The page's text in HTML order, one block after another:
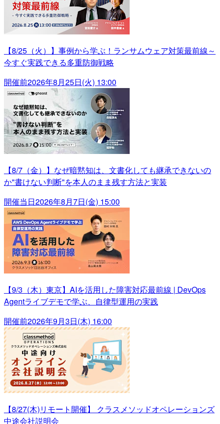
【8/25（火）】事例から学ぶ！ランサムウェア対策最前線～
今すぐ実践できる多重防御戦略
開催前2026年8月25日(火) 13:00
【8/7（金）】なぜ暗黙知は、文書化しても継承できないの
か"書けない判断"を本人のまま残す方法と実装
開催当日2026年8月7日(金) 15:00
【9/3（木）東京】AIを活用した障害対応最前線 | DevOps
Agentライブデモで学ぶ、自律型運用の実践
開催前2026年9月3日(木) 16:00
【8/27(木)リモート開催】 クラスメソッドオペレーションズ
中途会社説明会